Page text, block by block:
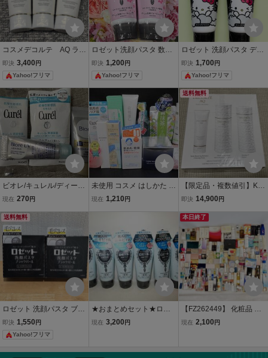
コスメデコルテ AQ ラデ
ィアンス エアリークリー
ムウォッシュ 洗顔 30g
即決 3,400 円
Yahoo!フリマ
ロゼット洗顔パスタ 数量
限定 桜の香り 2本
即決 1,200 円
Yahoo!フリマ
ロゼット 洗顔パスタ ディ
ープブラック ハローキテ
ィ 限定デザイン 2個セッ
即決 1,700 円
Yahoo!フリマ
ビオレ/キュレル/ディープ
クレイ洗顔/アクアリッチ
ム/乳液ケアメイク落とし/
スキンケアパウダーバー
ム/送料180円
現在 270 円
未使用 コスメ はしかた キ
ュレル ラフドット 他 イン
現在 1,210 円
送料無料
【限定品・複数値引】KO
SE コスメデコルテ AQ
ンシャル ケア セッ
ト 洗顔フォーム・化粧
水・乳液
即決 14,900 円
送料無料
ロゼット 洗顔パスタ ブラ
ックパール 薬用洗顔料
しっとりさらさら 洗
顔 透明感 廃盤品 販
売終了 毛穴レス
即決 1,550 円
Yahoo!フリマ
★おまとめセット★ロゼ
ット★洗顔パスタ/アクネ
現在 3,200 円
本日終了
【FZ262449】 化粧品 コ
スメ 大量セット まとめて
デーション 美容液 メンズ
現在 2,100 円